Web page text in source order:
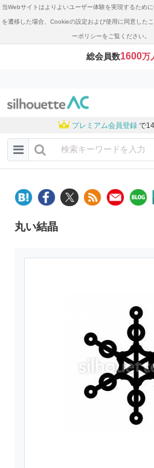
当Webサイトはよりよいユーザー体験を実現するため
を遷移した場合、Cookieの設定および使用に同意した
ーポリシーをご覧ください。
総会員数1600万
プレミアム会員登録 で
丸い結晶